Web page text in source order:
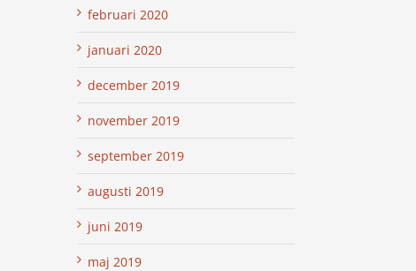
februari 2020
januari 2020
december 2019
november 2019
september 2019
augusti 2019
juni 2019
maj 2019